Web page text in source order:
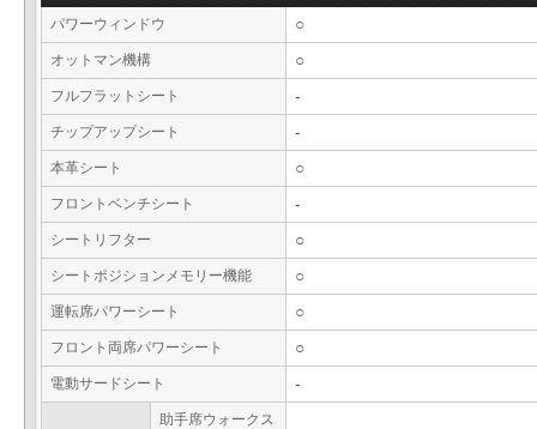
パワーウィンドウ ○
オットマン機構 ○
フルフラットシート -
チップアップシート -
本革シート ○
フロントベンチシート -
シートリフター ○
シートポジションメモリー機能 ○
運転席パワーシート ○
フロント両席パワーシート ○
電動サードシート -
助手席ウォークス